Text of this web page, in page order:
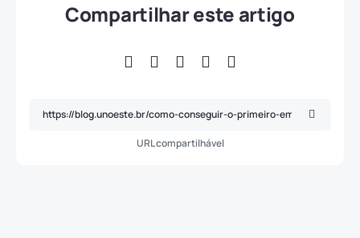
Compartilhar este artigo
URL compartilhável